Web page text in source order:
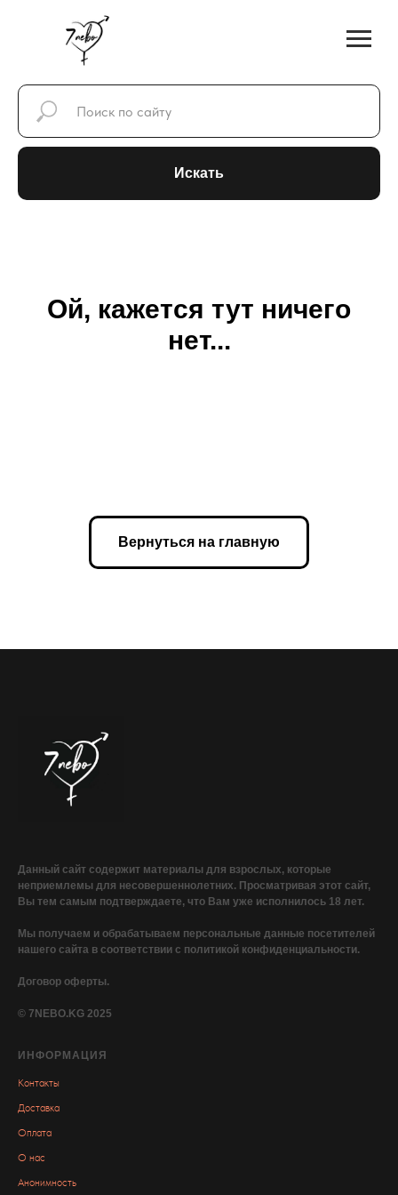
Искать
Ой, кажется тут ничего
нет...
Вернуться на главную
Данный сайт содержит материалы для взрослых, которые
неприемлемы для несовершеннолетних. Просматривая этот сайт,
Вы тем самым подтверждаете, что Вам уже исполнилось 18 лет.
Мы получаем и обрабатываем персональные данные посетителей
нашего сайта в соответствии с политикой конфиденциальности.
Договор оферты.
© 7NEBO.KG 2025
ИНФОРМАЦИЯ
Контакты
Доставка
Оплата
О нас
Анонимность